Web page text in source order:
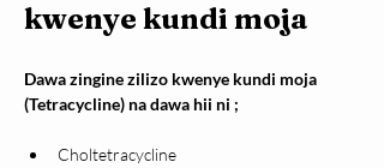
kwenye kundi moja
Dawa zingine zilizo kwenye kundi moja
(Tetracycline) na dawa hii ni ;
Choltetracycline